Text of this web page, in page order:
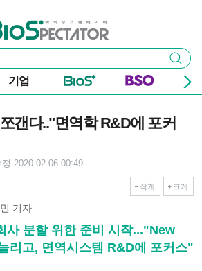
오스펙테이터
검색
기업
갠다.."면역학 R&D에 포커
정 2020-02-06 00:49
작게 크게
기자
사 분할 위한 준비 시작..."New
리고, 면역시스템 R&D에 포커스"